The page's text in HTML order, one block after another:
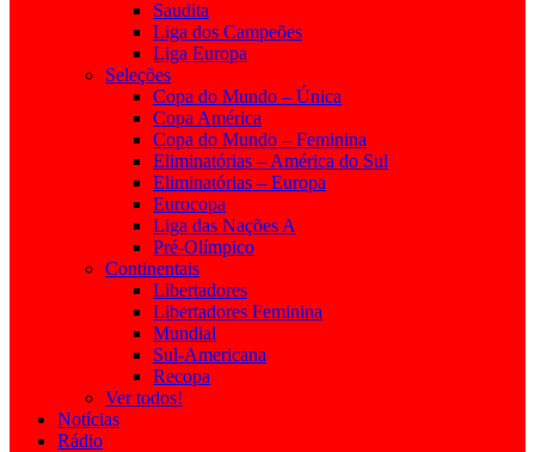
Saudita
Liga dos Campeões
Liga Europa
Seleções
Copa do Mundo – Única
Copa América
Copa do Mundo – Feminina
Eliminatórias – América do Sul
Eliminatórias – Europa
Eurocopa
Liga das Nações A
Pré-Olímpico
Continentais
Libertadores
Libertadores Feminina
Mundial
Sul-Americana
Recopa
Ver todos!
Notícias
Rádio